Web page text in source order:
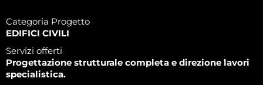
Categoria Progetto
EDIFICI CIVILI
Servizi offerti
Progettazione strutturale completa e direzione lavori
specialistica.